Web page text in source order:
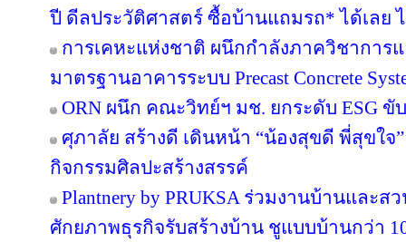
ปี ดีลประวัติศาสตร์ ซื้อบ้านแถมรถ* ได้เลย
การเคหะแห่งชาติ ผนึกกำลังภาควิชาการ
มาตรฐานอาคารระบบ Precast Concrete
ORN ผนึก คณะวิทย์ฯ มช. ยกระดับ ESG ขั
ศุภาลัย สร้างดี เดินหน้า “น้องสุขดี พี่สุขใจ
กิจกรรมศิลปะสร้างสรรค์
Plantnery by PRUKSA ร่วมงานบ้านและส
ศักยภาพธุรกิจรับสร้างบ้าน ชูแบบบ้านกว่า